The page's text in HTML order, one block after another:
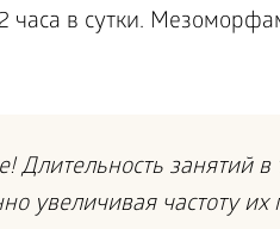
часа в сутки.
Длительность занятий
увеличивая частоту их